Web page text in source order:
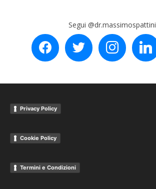
Segui @dr.massimospattini
facebook
twitter instagram linkedin
Privacy Policy
Cookie Policy
Termini e Condizioni